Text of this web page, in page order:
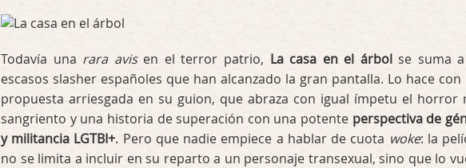
Todavía una rara avisen el terror patrio, La casa en el árbolse suma
escasos slasher españoles que han alcanzado la gran pantalla. Lo hace con
propuesta arriesgada en su guion, que abraza con igual ímpetu el horror
sangriento y una historia de superación con una potente perspectiva de
y militancia LGTBI+. Pero que nadie empiece a hablar de cuota woke: la
no se limita a incluir en su reparto a un personaje transexual, sino que lo